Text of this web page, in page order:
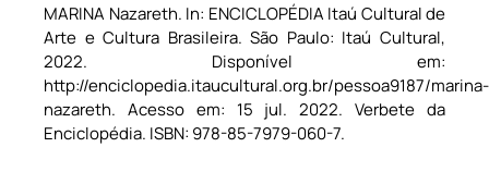
MARINA Nazareth. In: ENCICLOPÉDIA Itaú Cultural de
Arte e Cultura Brasileira. São Paulo: Itaú Cultural,
2022. Disponível em:
http://enciclopedia.itaucultural.org.br/pessoa9187/marina-
nazareth. Acesso em: 15 jul. 2022. Verbete da
Enciclopédia. ISBN: 978-85-7979-060-7.